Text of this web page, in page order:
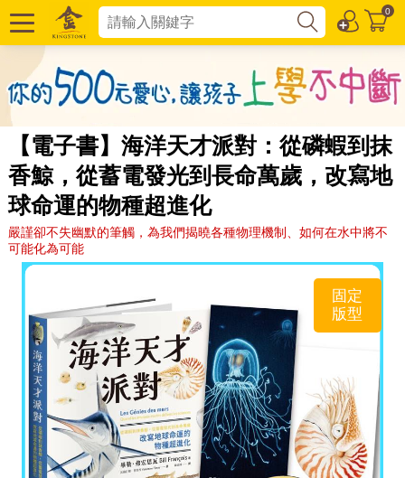
0
【電子書】海洋天才派對：從磷蝦到抹
香鯨，從蓄電發光到長命萬歲，改寫地
球命運的物種超進化
嚴謹卻不失幽默的筆觸，為我們揭曉各種物理機制、如何在水中將不
可能化為可能
固定
版型